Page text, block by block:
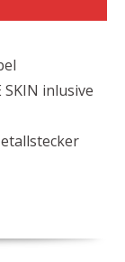
SKIN inlusive